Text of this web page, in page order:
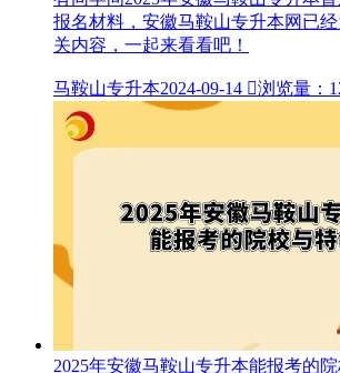
报名材料，安徽马鞍山专升本网已
关内容，一起来看看吧！
马鞍山专升本2024-09-14 浏览量：
2025年安徽马鞍山专升本能报考的